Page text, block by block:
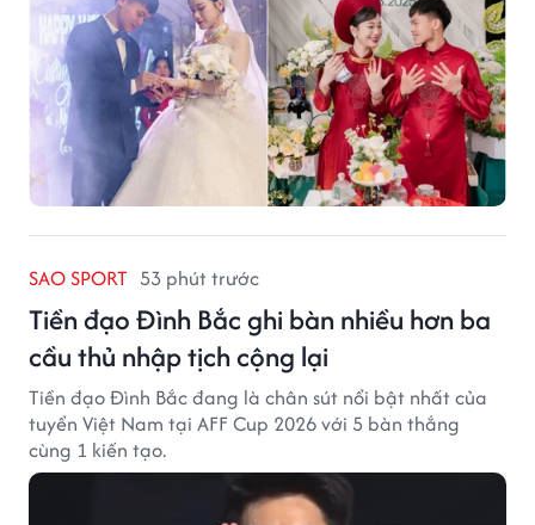
SAO SPORT 53 phút trước
Tiền đạo Đình Bắc ghi bàn nhiều hơn ba
cầu thủ nhập tịch cộng lại
Tiền đạo Đình Bắc đang là chân sút nổi bật nhất của
tuyển Việt Nam tại AFF Cup 2026 với 5 bàn thắng
cùng 1 kiến tạo.